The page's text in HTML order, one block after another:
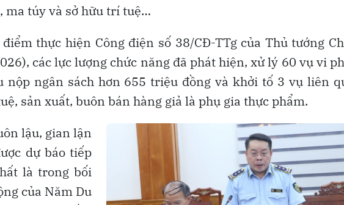
ma túy và sở hữu trí tuệ…
thực hiện Công điện số 38/CĐ-TTg của Thủ tướng
các lực lượng chức năng đã phát hiện, xử lý 60 vụ vi
nộp ngân sách hơn 655 triệu đồng và khởi tố 3 vụ liên
sản xuất, buôn bán hàng giả là phụ gia thực phẩm.
lậu, gian lận
dự báo tiếp
là trong bối
của Năm Du